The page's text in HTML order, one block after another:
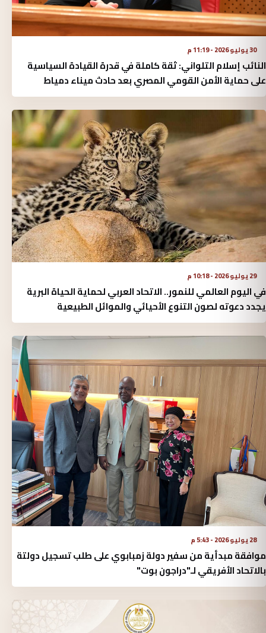
30 يوليو 2026 - 11:19 م
النائب إسلام التلواني: ثقة كاملة في قدرة القيادة السياسية
على حماية الأمن القومي المصري بعد حادث ميناء دمياط
29 يوليو 2026 - 10:18 م
في اليوم العالمي للنمور.. الاتحاد العربي لحماية الحياة البرية
يجدد دعوته لصون التنوع الأحيائي والموائل الطبيعية
28 يوليو 2026 - 5:43 م
موافقة مبدأية من سفير دولة زمبابوي على طلب تسجيل دولتة
بالاتحاد الأفريقي لـ"دراجون بوت"